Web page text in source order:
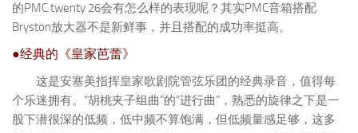
的PMC twenty 26会有怎么样的表现呢？其实PMC音箱搭配
Bryston放大器不是新鲜事，并且搭配的成功率挺高。
●经典的《皇家芭蕾》
这是安塞美指挥皇家歌剧院管弦乐团的经典录音，值得每
个乐迷拥有。“胡桃夹子组曲”的“进行曲”，熟悉的旋律之下是一
股下潜很深的低频，低中频不算饱满，但低频量感足够，这多